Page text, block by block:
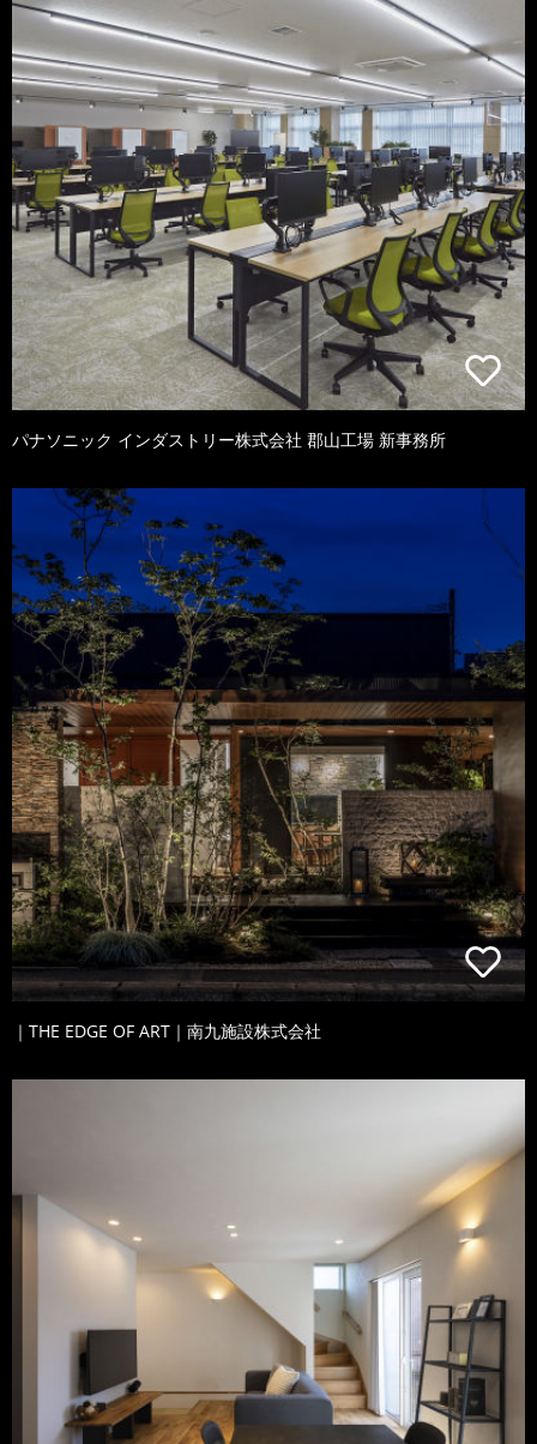
パナソニック インダストリー株式会社 郡山工場 新事務所
｜THE EDGE OF ART｜南九施設株式会社